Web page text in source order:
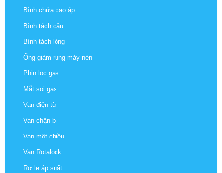
Bình chứa cao áp
Bình tách dầu
Bình tách lỏng
Ống giảm rung máy nén
Phin lọc gas
Mắt soi gas
Van điện từ
Van chặn bi
Van một chiều
Van Rotalock
Rơ le áp suất